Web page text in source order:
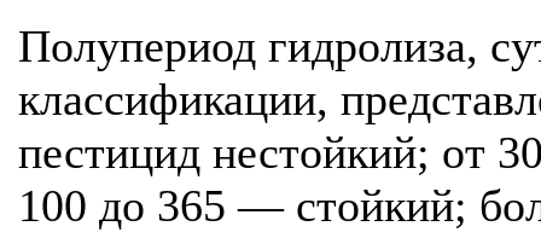
Полупериод гидролиза,
классификации,
пестицид нестойкий; от
100 до 365 — стойкий;